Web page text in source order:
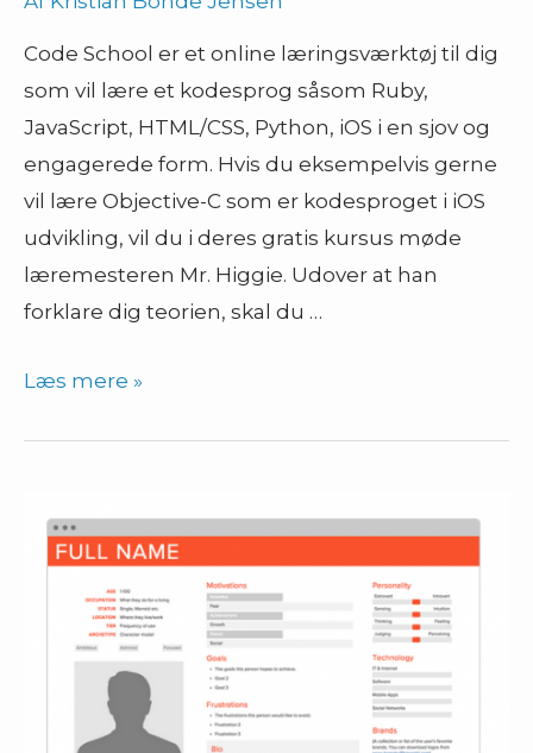
Code School er et online læringsværktøj til dig
som vil lære et kodesprog såsom Ruby,
JavaScript, HTML/CSS, Python, iOS i en sjov og
engagerede form. Hvis du eksempelvis gerne
vil lære Objective-C som er kodesproget i iOS
udvikling, vil du i deres gratis kursus møde
læremesteren Mr. Higgie. Udover at han
forklare dig teorien, skal du …
Gamification
gør
det
Læs mere »